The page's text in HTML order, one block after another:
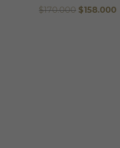
$170.000 El
$158.000El